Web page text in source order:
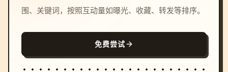
围、关键词，按照互动量如曝光、收藏、转发等排序。
免费尝试